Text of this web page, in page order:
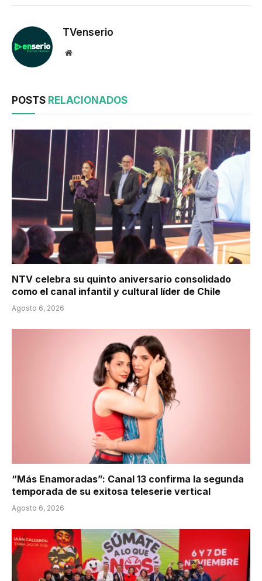
TVenserio
Website
POSTS RELACIONADOS
NTV celebra su quinto aniversario consolidado
como el canal infantil y cultural líder de Chile
Agosto 6, 2026
“Más Enamoradas”: Canal 13 confirma la segunda
temporada de su exitosa teleserie vertical
Agosto 6, 2026